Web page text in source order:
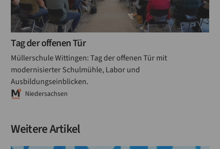
Tag der offenen Tür
Müllerschule Wittingen: Tag der offenen Tür mit
modernisierter Schulmühle, Labor und
Ausbildungseinblicken.
Niedersachsen
Weitere Artikel